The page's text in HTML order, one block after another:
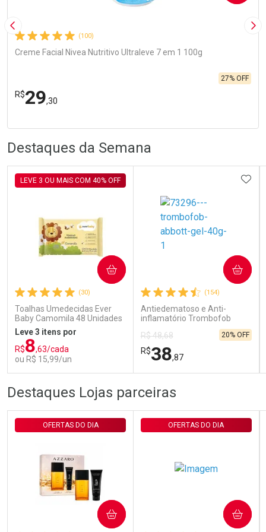
Imagem Anterior
(100)
Creme Facial Nivea Nutritivo Ultraleve 7 em 1 100g
R$29,30
27% OFF
Laboratório
Ativar Desconto
Comprar sem Desconto
Por R$ 29,30/cada
Por Menos
Comprar sem Desconto
Por R$ 29,30/cada
Destaques da Semana
(30)
Toalhas Umedecidas Ever
Baby Camomila 48 Unidades
LEVE 3 OU MAIS COM 40% OFF
Leve 3 itens por
R$8,63/cada
ou R$ 15,99/un
COMPRAR
FECHAR
Laboratório
FECHAR
Por Menos
(154)
Antiedematoso e Anti-
inflamatório Trombofob
R$ 48,68
R$38,87
20% OFF
COMPRAR
Destaques Lojas parceiras
OFERTAS DO DIA
COMPRAR
OFERTAS DO DIA
COMPRAR